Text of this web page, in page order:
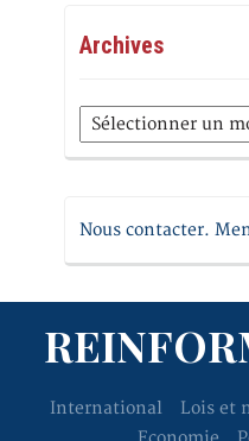
Archives
Archives
Nous contacter.
International Lois et